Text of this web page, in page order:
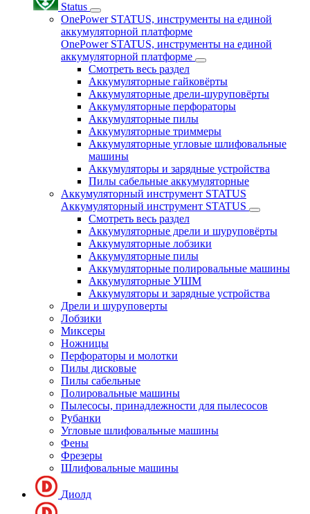
Status
OnePower STATUS, инструменты на единой
аккумуляторной платформе
OnePower STATUS, инструменты на единой
аккумуляторной платформе
Смотреть весь раздел
Аккумуляторные гайковёрты
Аккумуляторные дрели-шуруповёрты
Аккумуляторные перфораторы
Аккумуляторные пилы
Аккумуляторные триммеры
Аккумуляторные угловые шлифовальные
машины
Аккумуляторы и зарядные устройства
Пилы сабельные аккумуляторные
Аккумуляторный инструмент STATUS
Аккумуляторный инструмент STATUS
Смотреть весь раздел
Аккумуляторные дрели и шуруповёрты
Аккумуляторные лобзики
Аккумуляторные пилы
Аккумуляторные полировальные машины
Аккумуляторные УШМ
Аккумуляторы и зарядные устройства
Дрели и шуруповерты
Лобзики
Миксеры
Ножницы
Перфораторы и молотки
Пилы дисковые
Пилы сабельные
Полировальные машины
Пылесосы, принадлежности для пылесосов
Рубанки
Угловые шлифовальные машины
Фены
Фрезеры
Шлифовальные машины
Диолд